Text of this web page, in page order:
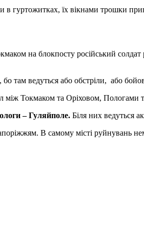
в гуртожитках, їх вікнами трошки
на блокпосту російський солдат
там ведуться або обстріли, або
між Токмаком та Оріховом, Пологами
– Гуляйполе. Біля них ведуться
В самому місті руйнувань